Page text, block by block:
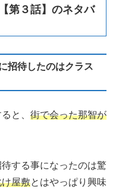
第３話】のネタバ
招待したのはクラス
と、 街で会った那智が
する事になったのは驚
屋敷とはやっぱり興味